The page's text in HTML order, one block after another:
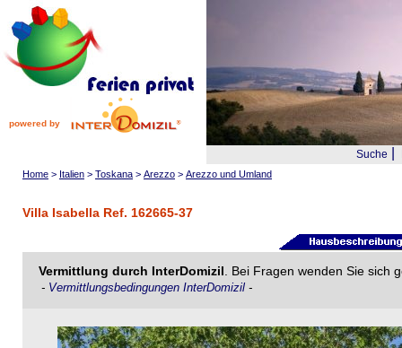
powered by
Suche
Home > Italien > Toskana > Arezzo > Arezzo und Umland
Villa Isabella Ref. 162665-37
Vermittlung durch InterDomizil . Bei Fragen wenden Sie sich
- Vermittlungsbedingungen InterDomizil -